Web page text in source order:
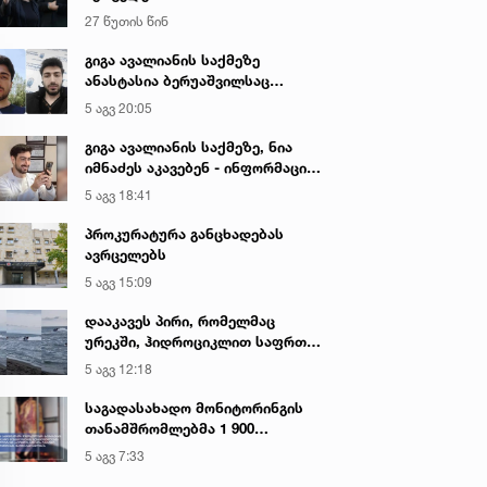
27 წუთის წინ
გიგა ავალიანის საქმეზე
ანასტასია ბერუაშვილსაც
აკავებენ
5 აგვ 20:05
გიგა ავალიანის საქმეზე, ნია
იმნაძეს აკავებენ - ინფორმაციას
ადვოკატი ავრცელებს
5 აგვ 18:41
პროკურატურა განცხადებას
ავრცელებს
5 აგვ 15:09
დააკავეს პირი, რომელმაც
ურეკში, ჰიდროციკლით საფრთხე
შეუქმნა ზღვაში მოქალაქეებს,
სამართალდამცველებს
სიტყვიერი შეურაცხყოფა
მიაყენა
5 აგვ 12:18
საგადასახადო მონიტორინგის
თანამშრომლებმა 1 900
კილოგრამი საქონლის ხორცის
უკანონო ტრანსპორტირების
5 აგვ 7:33